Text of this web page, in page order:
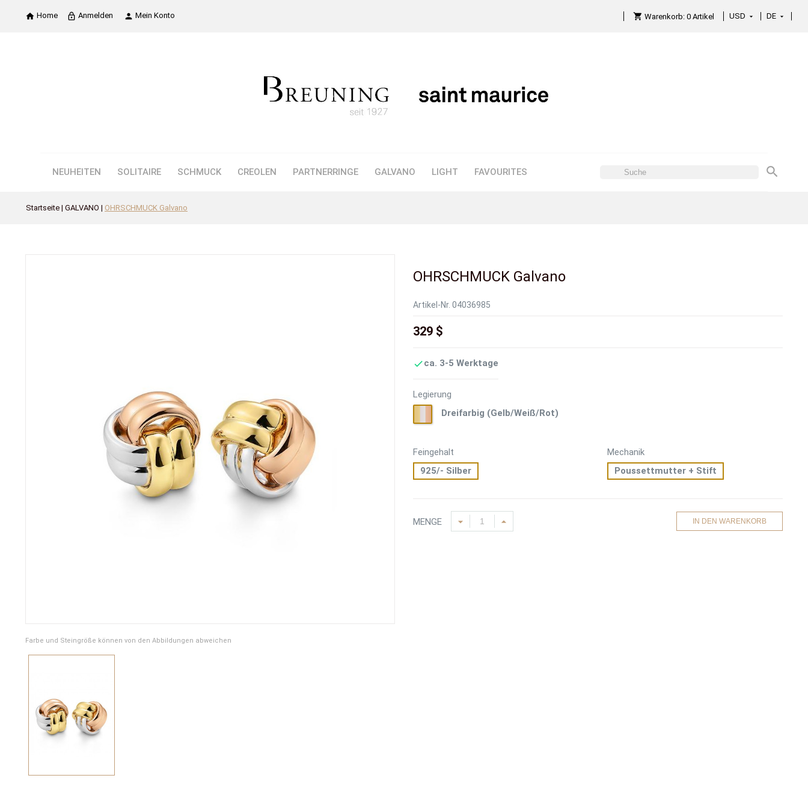
 Home lock_outline Anmelden  Mein Konto  Warenkorb: 0 Artikel USD DE
NEUHEITEN SOLITAIRE SCHMUCK CREOLEN PARTNERRINGE GALVANO LIGHT FAVOURITES 
Startseite GALVANO OHRSCHMUCK Galvano
Farbe und Steingröße können von den Abbildungen abweichen
OHRSCHMUCK Galvano
Artikel-Nr. 04036985
329 $
ca. 3-5 Werktage
Legierung
Dreifarbig
(Gelb/Weiß/Rot)
Dreifarbig (Gelb/Weiß/Rot)
Feingehalt
925/- Silber
Mechanik
Poussettmutter + Stift
MENGE IN DEN WARENKORB